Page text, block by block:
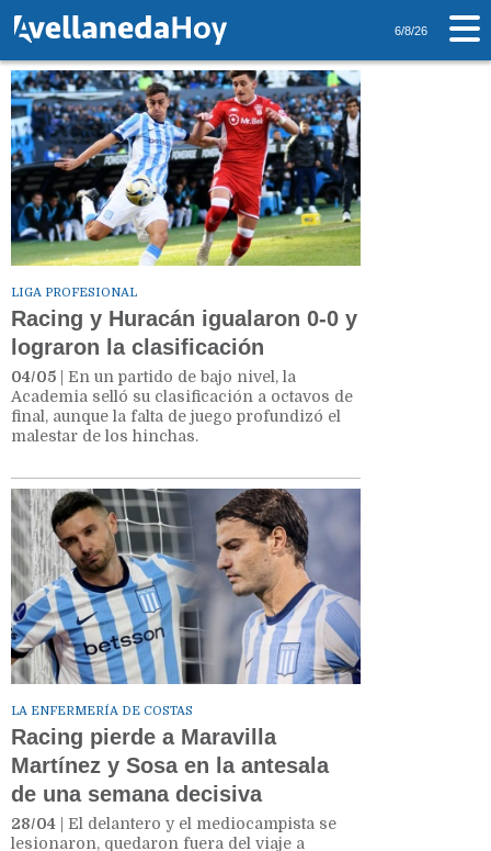
6/8/26
Tag: Huracan
LIGA PROFESIONAL
Racing y Huracán igualaron 0-0 y
lograron la clasificación
04/05 | En un partido de bajo nivel, la
Academia selló su clasificación a octavos de
final, aunque la falta de juego profundizó el
malestar de los hinchas.
LA ENFERMERÍA DE COSTAS
Racing pierde a Maravilla
Martínez y Sosa en la antesala
de una semana decisiva
28/04 | El delantero y el mediocampista se
lesionaron, quedaron fuera del viaje a